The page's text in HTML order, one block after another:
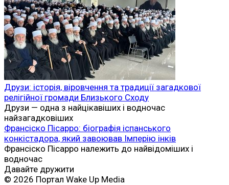
Друзи: історія, віровчення та традиції загадкової
релігійної громади Близького Сходу
Друзи — одна з найцікавіших і водночас
найзагадковіших
Франсіско Пісарро: біографія іспанського
конкістадора, який завоював Імперію інків
Франсіско Пісарро належить до найвідоміших і
водночас
Давайте дружити
© 2026 Портал Wake Up Media